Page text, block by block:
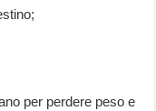
per perdere peso e